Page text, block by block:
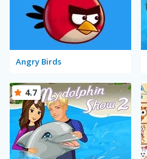
Angry Birds
4.7